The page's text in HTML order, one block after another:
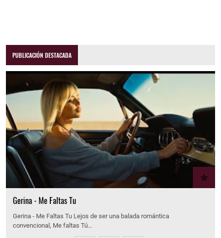
PUBLICACIÓN DESTACADA
Gerina - Me Faltas Tu
Gerina - Me Faltas Tu Lejos de ser una balada romántica
convencional, Me faltas Tú…